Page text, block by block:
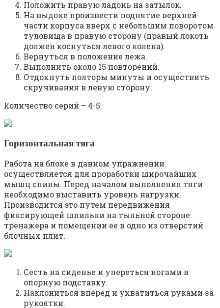
Положить правую ладонь на затылок.
На выдохе произвести поднятие верхней
части корпуса вверх с небольшим поворотом
туловища в правую сторону (правый локоть
должен коснуться левого колена).
Вернуться в положение лежа.
Выполнить около 15 повторений.
Отдохнуть полторы минуты и осуществить
скручивания в левую сторону.
Количество серий – 4-5.
Горизонтальная тяга
Работа на блоке в данном упражнении
осуществляется для проработки широчайших
мышц спины. Перед началом выполнения тяги
необходимо выставить уровень нагрузки.
Производится это путем передвижения
фиксирующей шпильки на тыльной стороне
тренажера и помещении ее в одно из отверстий
блочных плит.
Сесть на сиденье и упереться ногами в
опорную подставку.
Наклониться вперед и ухватиться руками за
рукоятки.